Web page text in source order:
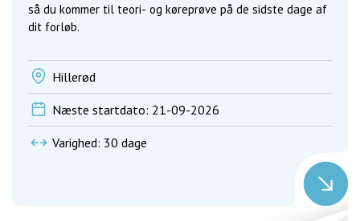
så du kommer til teori- og køreprøve på de sidste dage af
dit forløb.
Hillerød
Næste startdato: 21-09-2026
Varighed: 30 dage